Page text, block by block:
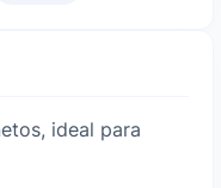
ideal para